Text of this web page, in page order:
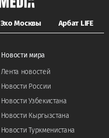
Эхо Москвы Арбат LIFE
Новости мира
Лента новостей
Новости России
Новости Узбекистана
Новости Кыргызстана
Новости Туркменистана